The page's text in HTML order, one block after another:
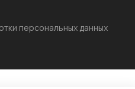
персональных данных